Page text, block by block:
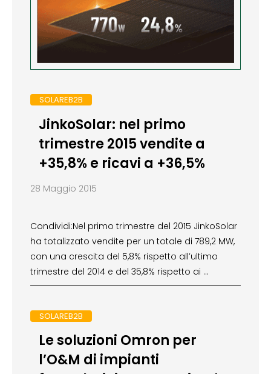
SOLAREB2B
JinkoSolar: nel primo
trimestre 2015 vendite a
+35,8% e ricavi a +36,5%
28 Maggio 2015
Condividi:Nel primo trimestre del 2015 JinkoSolar
ha totalizzato vendite per un totale di 789,2 MW,
con una crescita del 5,8% rispetto all’ultimo
trimestre del 2014 e del 35,8% rispetto ai …
SOLAREB2B
Le soluzioni Omron per
l’O&M di impianti